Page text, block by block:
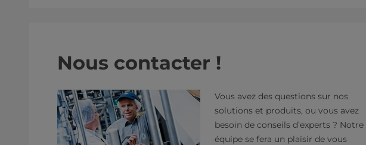
Nous contacter !
Vous avez des questions sur nos
solutions et produits, ou vous avez
besoin de conseils d’experts ? Notre
équipe se fera un plaisir de vous